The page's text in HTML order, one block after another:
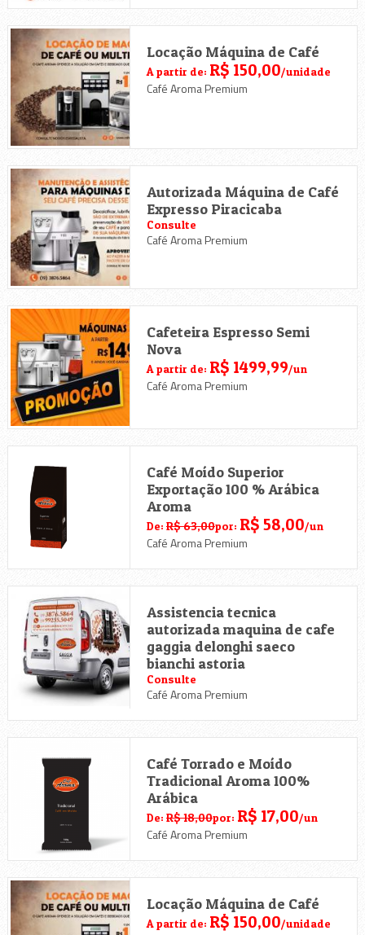
Locação Máquina de Café
A partir de: R$ 150,00/unidade
Café Aroma Premium
Autorizada Máquina de Café
Expresso Piracicaba
Consulte
Café Aroma Premium
Cafeteira Espresso Semi
Nova
A partir de: R$ 1499,99/un
Café Aroma Premium
Café Moído Superior
Exportação 100 % Arábica
Aroma
De: R$ 63,00por: R$ 58,00/un
Café Aroma Premium
Assistencia tecnica
autorizada maquina de cafe
gaggia delonghi saeco
bianchi astoria
Consulte
Café Aroma Premium
Café Torrado e Moído
Tradicional Aroma 100%
Arábica
De: R$ 18,00por: R$ 17,00/un
Café Aroma Premium
Locação Máquina de Café
A partir de: R$ 150,00/unidade